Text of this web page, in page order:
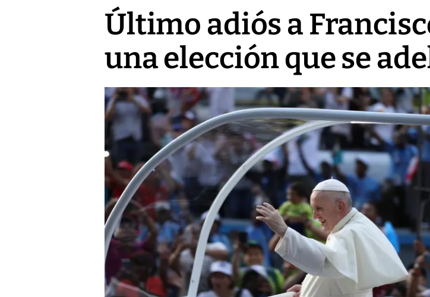
Último adiós a
una elección que se
Video, Japón:
deja heridos y
daños en